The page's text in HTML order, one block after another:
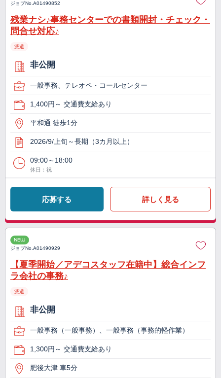
ジョブNo.A01490852
残業ナシ♪事務センターでの書類開封・チェック・
問合せ対応♪
派遣
非公開
一般事務、テレオペ・コールセンター
1,400円～ 交通費支給あり
平和通 徒歩1分
2026/9/上旬～長期（3カ月以上）
09:00～18:00
休日：祝
応募する 詳しく見る
NEW
ジョブNo.A01490929
【夏季開始／アデコスタッフ在籍中】総合インフ
ラ会社の事務♪
派遣
非公開
一般事務（一般事務）、一般事務（事務的軽作業）
1,300円～ 交通費支給あり
肥後大津 車5分